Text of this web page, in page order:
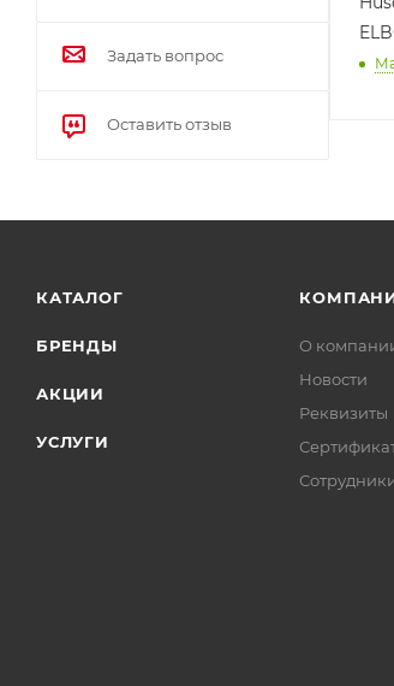
Задать вопрос
Оставить отзыв
КАТАЛОГ
БРЕНДЫ
АКЦИИ
УСЛУГИ
О
Новости
Реквизиты